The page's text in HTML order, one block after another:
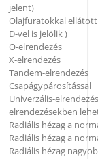
jelent)
Olajfuratokkal
D-vel is jelölik )
O-elrendezés
X-elrendezés
Tandem-elrendezés
Csapágypárosítással
Univerzális-
elrendezésekben
Radiális hézag a
Radiális hézag a
Radiális hézag